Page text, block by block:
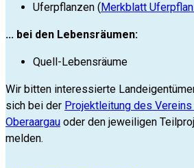
Uferpflanzen ( Merkblatt
... bei den Lebensräumen:
Quell-Lebensräume
Wir bitten interessierte
sich bei der Projektleitung des
Oberaargau oder den jeweiligen
melden.